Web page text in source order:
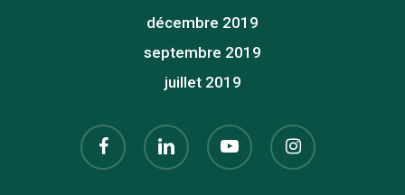
décembre 2019
septembre 2019
juillet 2019
facebook linkedin youtube instagram